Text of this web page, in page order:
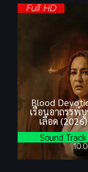
Full HD
Blood
เรือนอาถรรพ์
เลือด (2026)
10.0
Sound Track